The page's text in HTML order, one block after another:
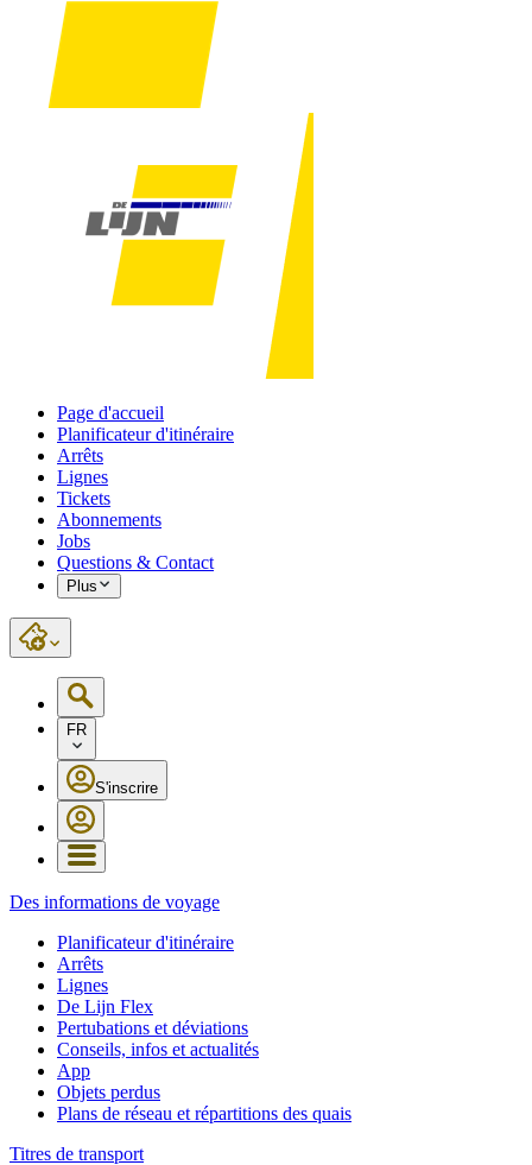
Page d'accueil
Planificateur d'itinéraire
Arrêts
Lignes
Tickets
Abonnements
Jobs
Questions & Contact
Plus
FR
S'inscrire
Des informations de voyage
Planificateur d'itinéraire
Arrêts
Lignes
De Lijn Flex
Pertubations et déviations
Conseils, infos et actualités
App
Objets perdus
Plans de réseau et répartitions des quais
Titres de transport